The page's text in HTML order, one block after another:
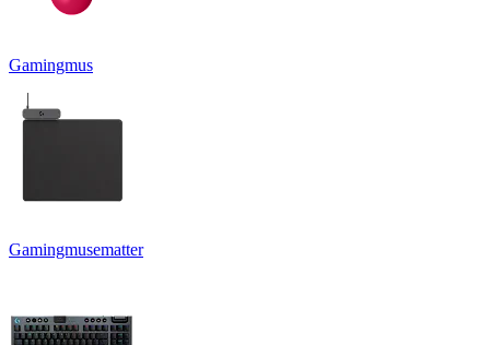
Gamingmus
Gamingmusematter